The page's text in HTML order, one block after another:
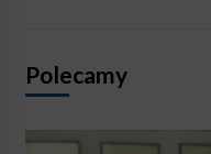
Polecamy